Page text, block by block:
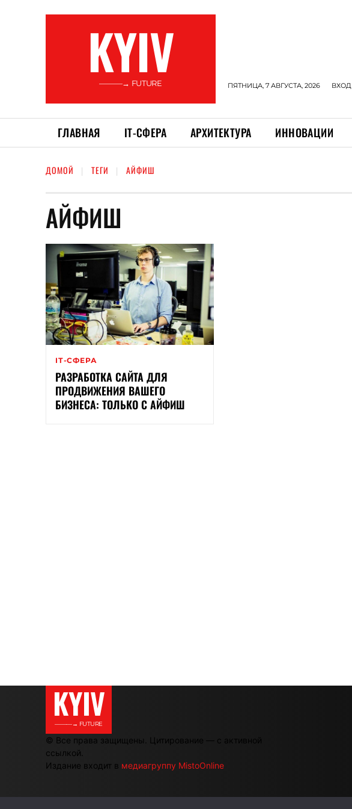
KYIV
———→ FUTURE ПЯТНИЦА, 7 АВГУСТА, 2026 ВХОД
ГЛАВНАЯ ІТ-СФЕРА АРХИТЕКТУРА ИННОВАЦИИ
ДОМОЙ ТЕГИ АЙФИШ
АЙФИШ
ІТ-СФЕРА
РАЗРАБОТКА САЙТА ДЛЯ
ПРОДВИЖЕНИЯ ВАШЕГО
БИЗНЕСА: ТОЛЬКО С АЙФИШ
KYIV
———→ FUTURE
© Все права защищены. Цитирование — с активной
ссылкой.
Издание входит в медиагруппу MistoOnline